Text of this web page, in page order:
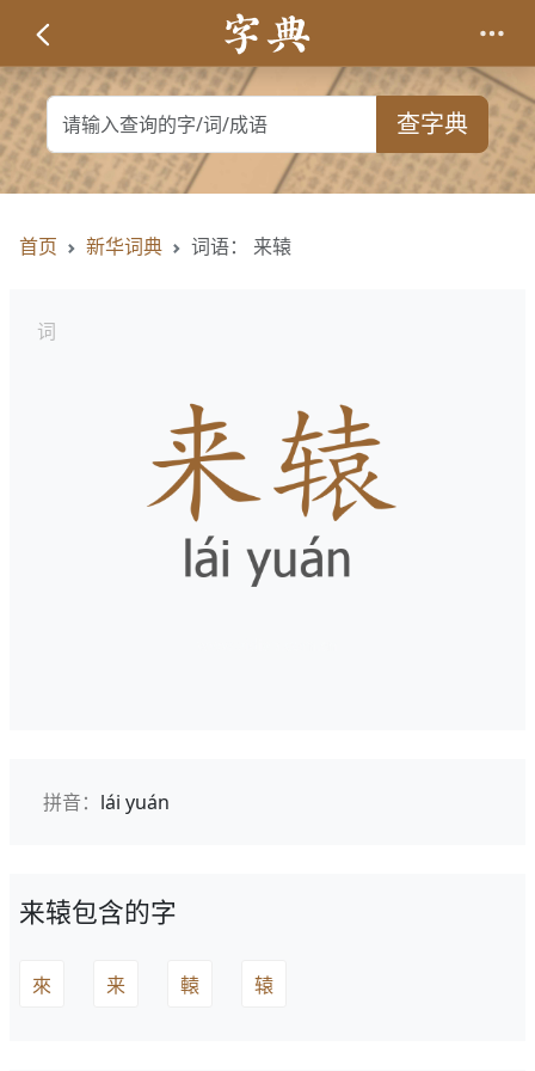
查字典
首页 新华词典 词语： 来辕
词
拼音： lái yuán
来辕包含的字
來 来 轅 辕